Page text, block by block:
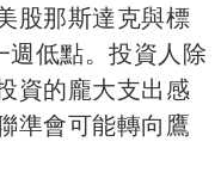
股那斯達克與標
低點。投資人除
資的龐大支出感
準會可能轉向鷹